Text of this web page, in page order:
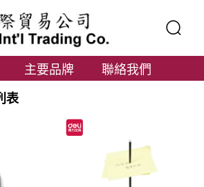
主要品牌 聯絡我們
表